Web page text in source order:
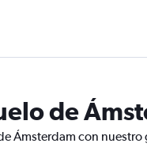
de
Ámsterdam con